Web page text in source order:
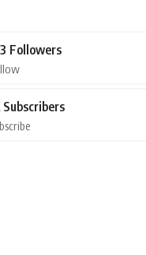
Followers
Subscribers